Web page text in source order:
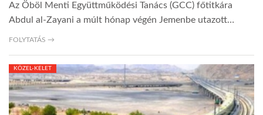
Az Öböl Menti Együttműködési Tanács (GCC) főtitkára
Abdul al-Zayani a múlt hónap végén Jemenbe utazott…
FOLYTATÁS →
KÖZEL-KELET